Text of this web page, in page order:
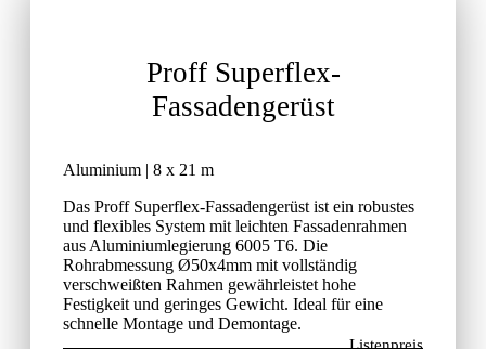
Proff Superflex-
Fassadengerüst
Aluminium | 8 x 21 m
Das Proff Superflex-Fassadengerüst ist ein robustes
und flexibles System mit leichten Fassadenrahmen
aus Aluminiumlegierung 6005 T6. Die
Rohrabmessung Ø50x4mm mit vollständig
verschweißten Rahmen gewährleistet hohe
Festigkeit und geringes Gewicht. Ideal für eine
schnelle Montage und Demontage.
Listenpreis